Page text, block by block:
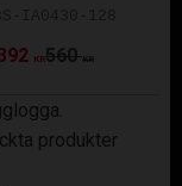
KR560 KR
produkter